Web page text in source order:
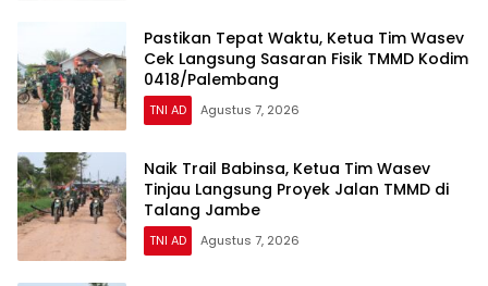
Pastikan Tepat Waktu, Ketua Tim Wasev
Cek Langsung Sasaran Fisik TMMD Kodim
0418/Palembang
TNI AD Agustus 7, 2026
Naik Trail Babinsa, Ketua Tim Wasev
Tinjau Langsung Proyek Jalan TMMD di
Talang Jambe
TNI AD Agustus 7, 2026